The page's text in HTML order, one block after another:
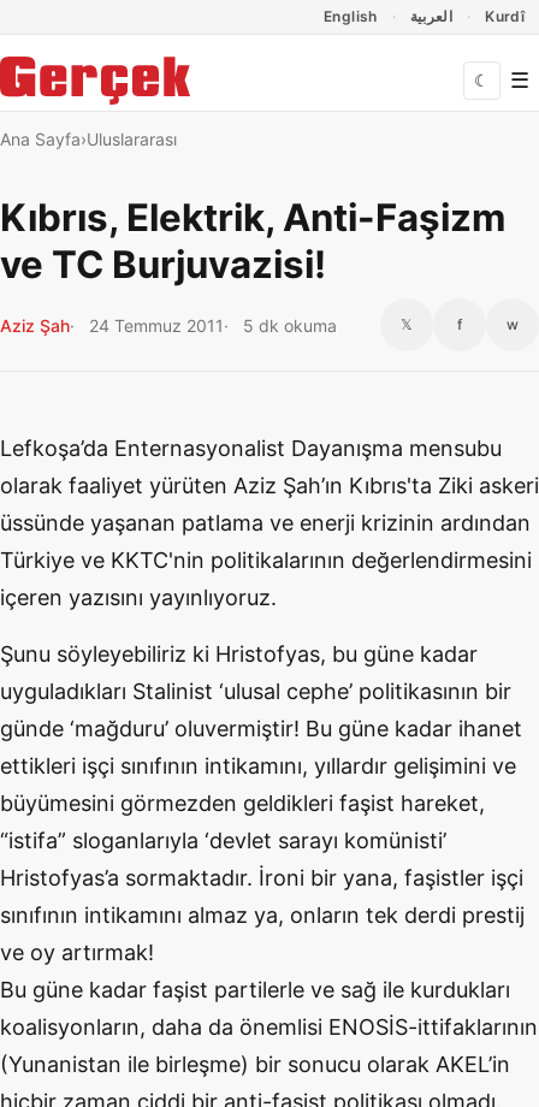
English العربية Kurdî
☾ ☰
Ana Sayfa Uluslararası
Kıbrıs, Elektrik, Anti-Faşizm
ve TC Burjuvazisi!
Aziz Şah 24 Temmuz 2011 5 dk okuma 𝕏 f w
Lefkoşa’da Enternasyonalist Dayanışma mensubu
olarak faaliyet yürüten Aziz Şah’ın Kıbrıs'ta Ziki askeri
üssünde yaşanan patlama ve enerji krizinin ardından
Türkiye ve KKTC'nin politikalarının değerlendirmesini
içeren yazısını yayınlıyoruz.
Şunu söyleyebiliriz ki Hristofyas, bu güne kadar
uyguladıkları Stalinist ‘ulusal cephe’ politikasının bir
günde ‘mağduru’ oluvermiştir! Bu güne kadar ihanet
ettikleri işçi sınıfının intikamını, yıllardır gelişimini ve
büyümesini görmezden geldikleri faşist hareket,
“istifa” sloganlarıyla ‘devlet sarayı komünisti’
Hristofyas’a sormaktadır. İroni bir yana, faşistler işçi
sınıfının intikamını almaz ya, onların tek derdi prestij
ve oy artırmak!
Bu güne kadar faşist partilerle ve sağ ile kurdukları
koalisyonların, daha da önemlisi ENOSİS-ittifaklarının
(Yunanistan ile birleşme) bir sonucu olarak AKEL’in
hiçbir zaman ciddi bir anti-faşist politikası olmadı.